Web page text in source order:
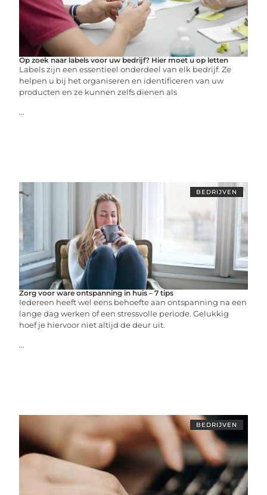
Op zoek naar labels voor uw bedrijf? Hier moet u op letten
Labels zijn een essentieel onderdeel van elk bedrijf. Ze
helpen u bij het organiseren en identificeren van uw
producten en ze kunnen zelfs dienen als
...
BEDRIJVEN
Zorg voor ware ontspanning in huis – 7 tips
Iedereen heeft wel eens behoefte aan ontspanning na een
lange dag werken of een stressvolle periode. Gelukkig
hoef je hiervoor niet altijd de deur uit.
...
BEDRIJVEN